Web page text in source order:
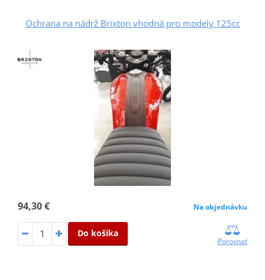
Ochrana na nádrž Brixton vhodná pro modely 125cc
94,30 € Na objednávku
Do košíka
Porovnať